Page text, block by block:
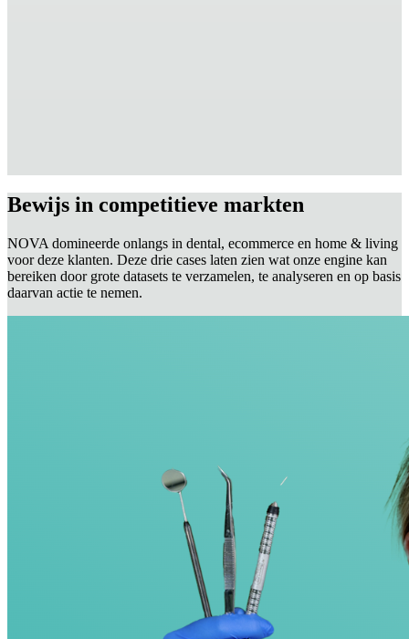
Bewijs in competitieve markten
NOVA domineerde onlangs in dental, ecommerce en home & living
voor deze klanten. Deze drie cases laten zien wat onze engine kan
bereiken door grote datasets te verzamelen, te analyseren en op basis
daarvan actie te nemen.